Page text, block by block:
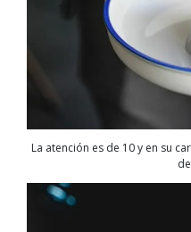
La atención es de 10 y en su